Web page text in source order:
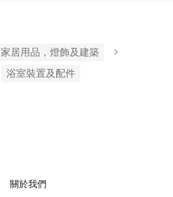
家居用品，燈飾及建築
浴室裝置及配件
關於我們